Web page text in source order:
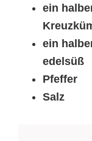
ein
ein
edelsüß
Pfeffer
Salz